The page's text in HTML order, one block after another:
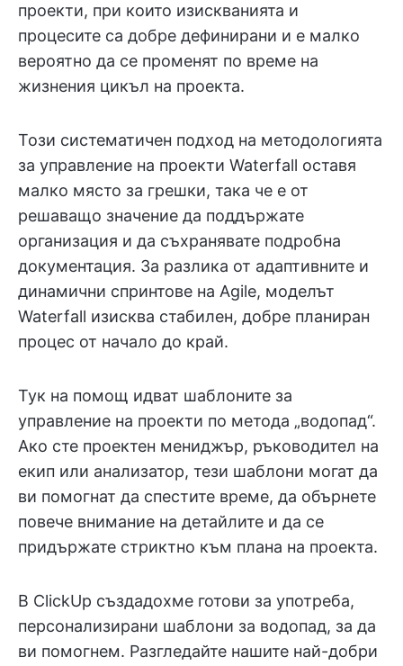
проекти, при които изискванията и
процесите са добре дефинирани и е малко
вероятно да се променят по време на
жизнения цикъл на проекта.
Този систематичен подход на методологията
за управление на проекти Waterfall оставя
малко място за грешки, така че е от
решаващо значение да поддържате
организация и да съхранявате подробна
документация. За разлика от адаптивните и
динамични спринтове на Agile, моделът
Waterfall изисква стабилен, добре планиран
процес от начало до край.
Тук на помощ идват шаблоните за
управление на проекти по метода „водопад“.
Ако сте проектен мениджър, ръководител на
екип или анализатор, тези шаблони могат да
ви помогнат да спестите време, да обърнете
повече внимание на детайлите и да се
придържате стриктно към плана на проекта.
В ClickUp създадохме готови за употреба,
персонализирани шаблони за водопад, за да
ви помогнем. Разгледайте нашите най-добри